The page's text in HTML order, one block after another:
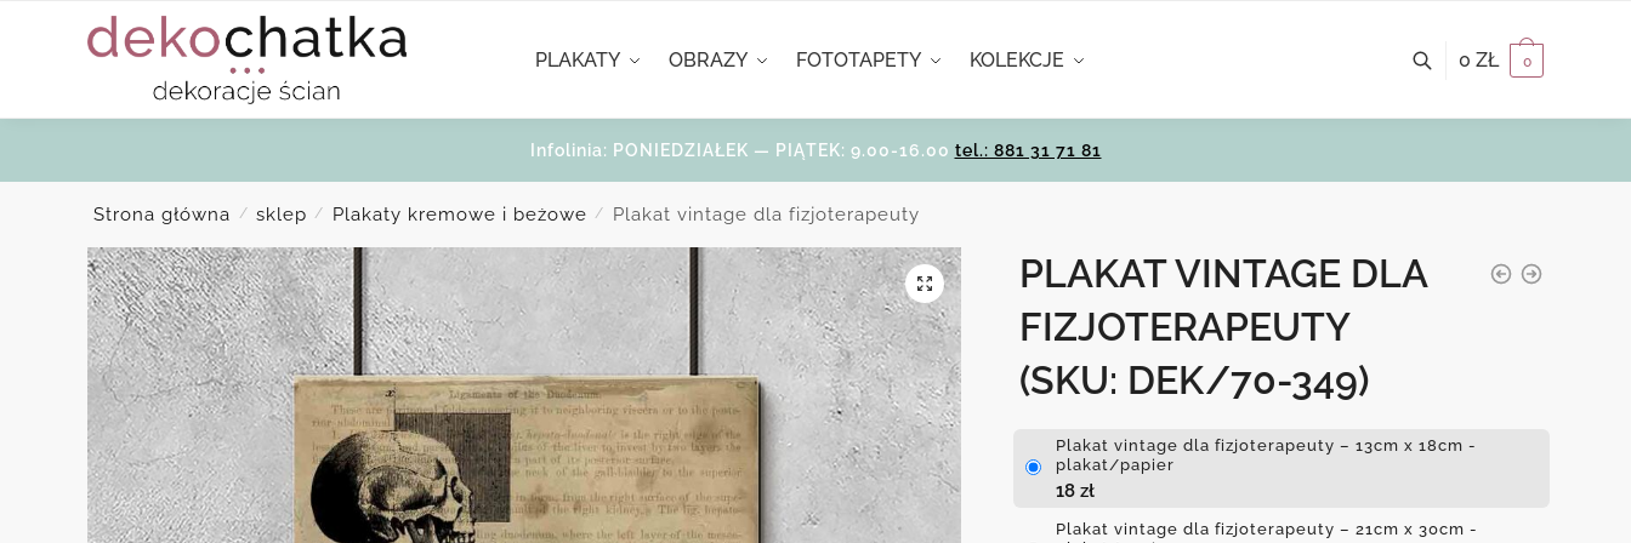
PLAKATY OBRAZY FOTOTAPETY KOLEKCJE 0 ZŁ 0
Infolinia: PONIEDZIAŁEK — PIĄTEK: 9.00-16.00 tel.: 881 31 71 81
Strona główna / sklep / Plakaty kremowe i beżowe / Plakat vintage dla fizjoterapeuty
PLAKAT VINTAGE DLA
FIZJOTERAPEUTY
(SKU: DEK/70-349)
Plakat vintage dla fizjoterapeuty – 13cm x 18cm -
plakat/papier
18 zł
Plakat vintage dla fizjoterapeuty – 21cm x 30cm -